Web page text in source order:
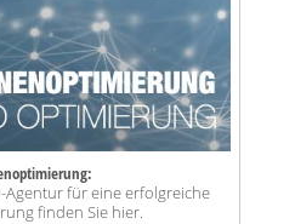
Agentur für eine erfolgreiche
finden Sie hier.